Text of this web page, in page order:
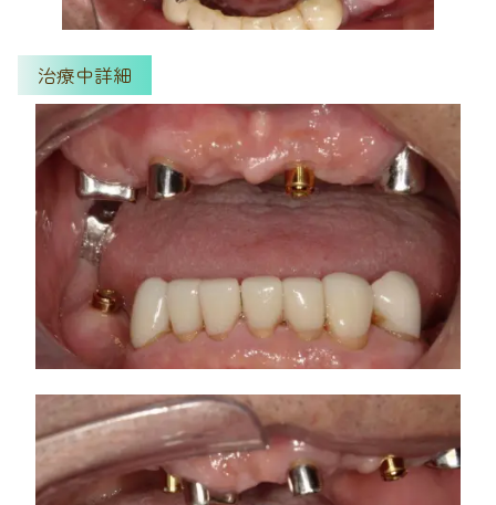
治療中詳細